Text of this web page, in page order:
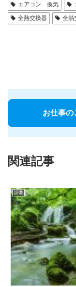
エアコン 換気
全熱交換器
全
お仕事の
関連記事
設備